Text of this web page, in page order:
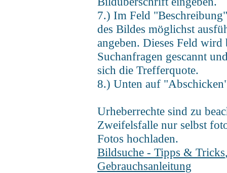
7.) Im Feld
des Bildes möglichst
angeben. Dieses Feld wird
Suchanfragen gescannt
sich die Trefferquote.
8.) Unten auf
Urheberrechte sind zu
Zweifelsfalle nur selbst
Fotos hochladen.
Bildsuche - Tipps & Tricks
Gebrauchsanleitung